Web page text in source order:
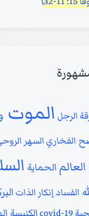
الرجل الموت
الفخاري السهر
العالم الحماية
الفسادإنكار الذات
covid-19